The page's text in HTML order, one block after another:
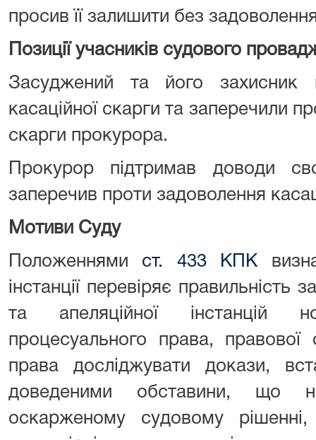
просив її залишити без
Позиції учасників судового
Засуджений та його захисник
касаційної скарги та заперечили
скарги прокурора.
Прокурор підтримав доводи
заперечив проти задоволення
Мотиви Суду
Положеннями ст. 433 КПК
інстанції перевіряє правильність
та апеляційної інстанцій
процесуального права,
права досліджувати докази,
доведеними обставини, що
оскарженому судовому